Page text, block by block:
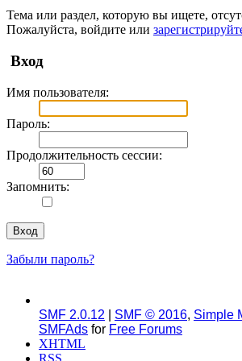
Тема или раздел, которую вы ищете,
Пожалуйста, войдите или
Вход
Имя пользователя:
Пароль:
Продолжительность сессии:
Запомнить:
Забыли пароль?
SMF 2.0.12 SMF © 2016, Simple
SMFAds for Free Forums
XHTML
RSS